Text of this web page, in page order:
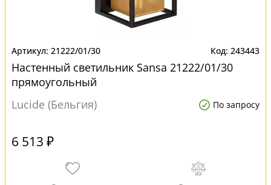
21222/01/30 243443
Настенный светильник Sansa 21222/01/30
прямоугольный
Lucide (Бельгия)
По запросу
6 513 ₽